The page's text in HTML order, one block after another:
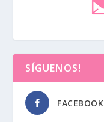
SÍGUENOS!
FACEBOOK